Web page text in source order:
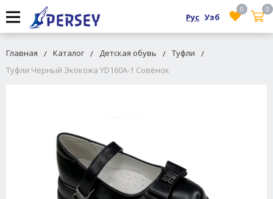
0
0
Рус Узб
Главная Каталог Детская обувь
Туфли
Туфли Черный Экокожа YD160A-1 Совёнок